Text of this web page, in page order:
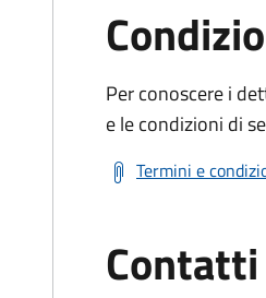
Per conoscere i
e le condizioni di
Termini e
Contatti